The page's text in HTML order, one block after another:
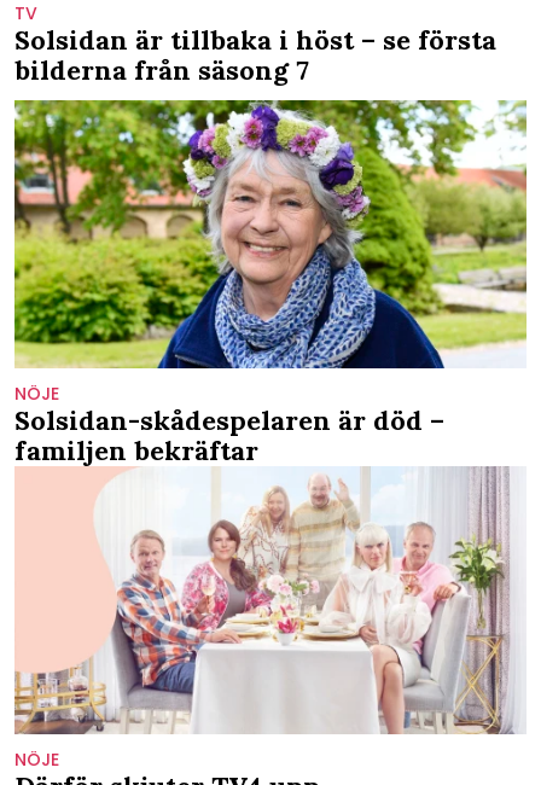
TV
Solsidan är tillbaka i höst – se första
bilderna från säsong 7
NÖJE
Solsidan-skådespelaren är död –
familjen bekräftar
NÖJE